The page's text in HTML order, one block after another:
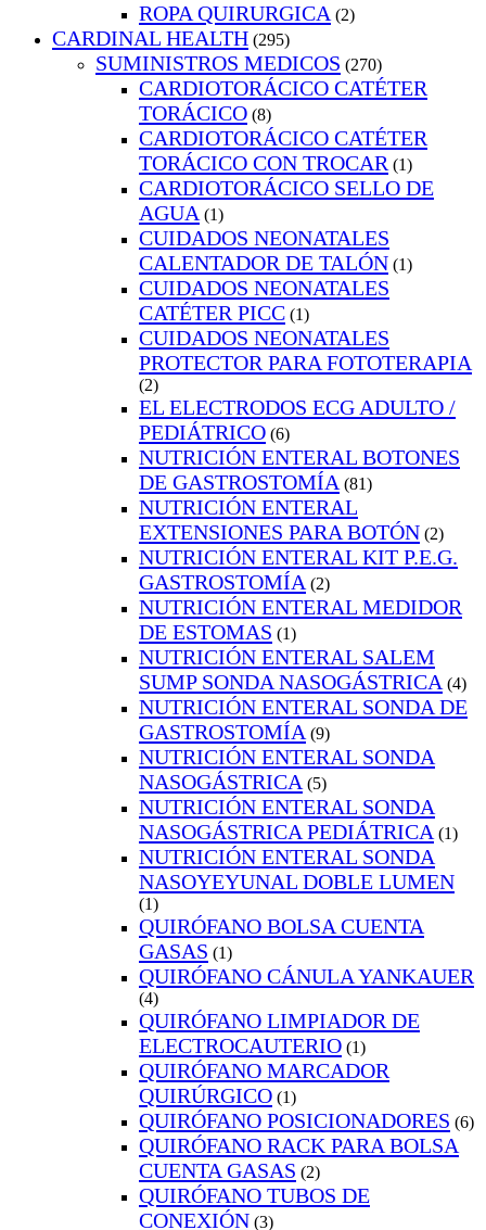
ROPA QUIRURGICA (2)
CARDINAL HEALTH (295)
SUMINISTROS MEDICOS (270)
CARDIOTORÁCICO CATÉTER
TORÁCICO (8)
CARDIOTORÁCICO CATÉTER
TORÁCICO CON TROCAR (1)
CARDIOTORÁCICO SELLO DE
AGUA (1)
CUIDADOS NEONATALES
CALENTADOR DE TALÓN (1)
CUIDADOS NEONATALES
CATÉTER PICC (1)
CUIDADOS NEONATALES
PROTECTOR PARA FOTOTERAPIA
(2)
EL ELECTRODOS ECG ADULTO /
PEDIÁTRICO (6)
NUTRICIÓN ENTERAL BOTONES
DE GASTROSTOMÍA (81)
NUTRICIÓN ENTERAL
EXTENSIONES PARA BOTÓN (2)
NUTRICIÓN ENTERAL KIT P.E.G.
GASTROSTOMÍA (2)
NUTRICIÓN ENTERAL MEDIDOR
DE ESTOMAS (1)
NUTRICIÓN ENTERAL SALEM
SUMP SONDA NASOGÁSTRICA (4)
NUTRICIÓN ENTERAL SONDA DE
GASTROSTOMÍA (9)
NUTRICIÓN ENTERAL SONDA
NASOGÁSTRICA (5)
NUTRICIÓN ENTERAL SONDA
NASOGÁSTRICA PEDIÁTRICA (1)
NUTRICIÓN ENTERAL SONDA
NASOYEYUNAL DOBLE LUMEN
(1)
QUIRÓFANO BOLSA CUENTA
GASAS (1)
QUIRÓFANO CÁNULA YANKAUER
(4)
QUIRÓFANO LIMPIADOR DE
ELECTROCAUTERIO (1)
QUIRÓFANO MARCADOR
QUIRÚRGICO (1)
QUIRÓFANO POSICIONADORES (6)
QUIRÓFANO RACK PARA BOLSA
CUENTA GASAS (2)
QUIRÓFANO TUBOS DE
CONEXIÓN (3)